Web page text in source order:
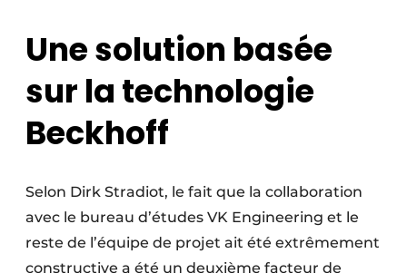
Une solution basée
sur la technologie
Beckhoff
Selon Dirk Stradiot, le fait que la collaboration
avec le bureau d’études VK Engineering et le
reste de l’équipe de projet ait été extrêmement
constructive a été un deuxième facteur de